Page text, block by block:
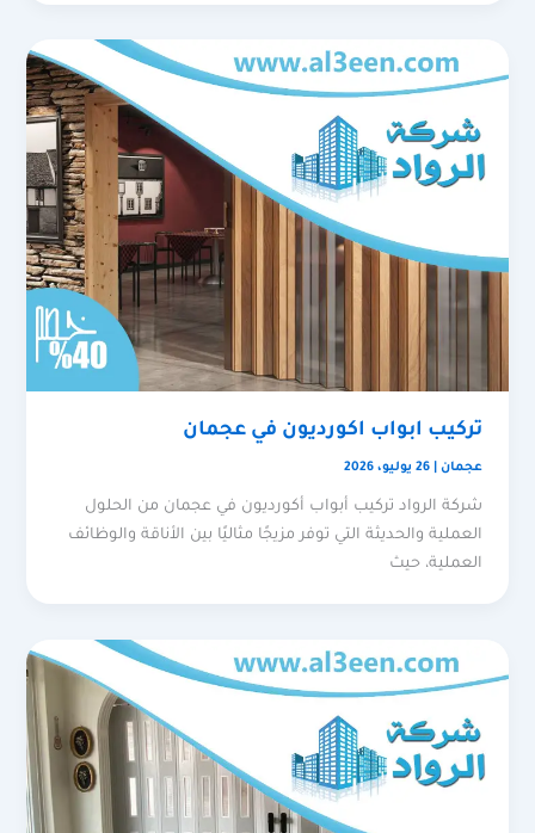
تركيب ابواب اكورديون في عجمان
عجمان |26 يوليو، 2026
شركة الرواد تركيب أبواب أكورديون في عجمان من الحلول
العملية والحديثة التي توفر مزيجًا مثاليًا بين الأناقة والوظائف
العملية، حيث